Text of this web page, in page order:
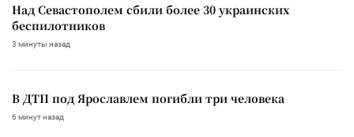
Над Севастополем сбили более 30 украинских
беспилотников
3 минуты назад
В ДТП под Ярославлем погибли три человека
6 минут назад